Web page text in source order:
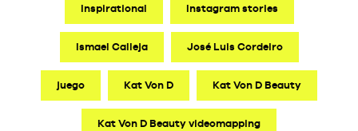
Inspirational Instagram stories
Ismael Calleja José Luis Cordeiro
juego Kat Von D Kat Von D Beauty
Kat Von D Beauty videomapping